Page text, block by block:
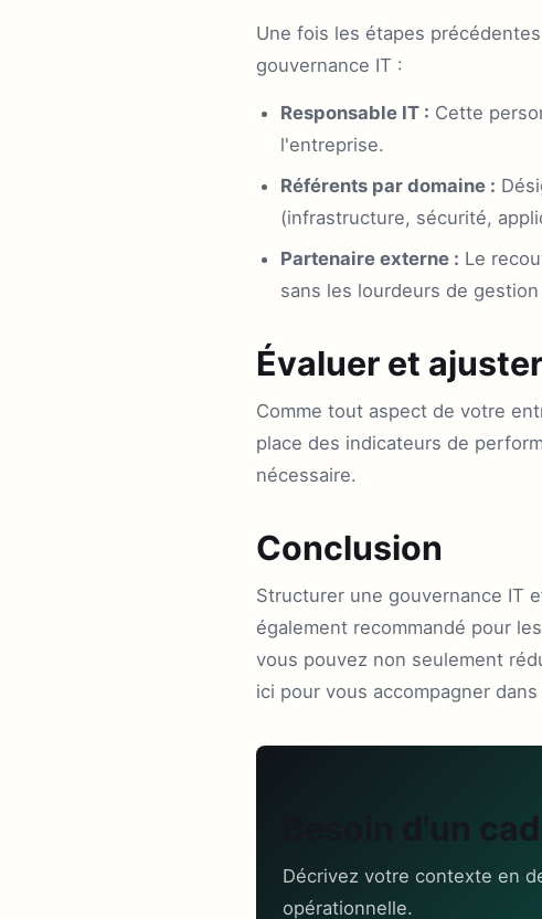
Une fois les étapes
gouvernance IT :
Responsable IT : Cette
l'entreprise.
Référents par domaine :
(infrastructure, sécurité,
Partenaire externe : Le
sans les lourdeurs de
Évaluer et
Comme tout aspect de votre
place des indicateurs de
nécessaire.
Conclusion
Structurer une gouvernance IT
également recommandé pour
vous pouvez non seulement
ici pour vous accompagner
Besoin d'un
Décrivez votre contexte en
opérationnelle.